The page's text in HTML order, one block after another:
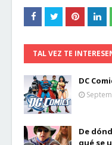
TAL VEZ TE
DC
De
qué se